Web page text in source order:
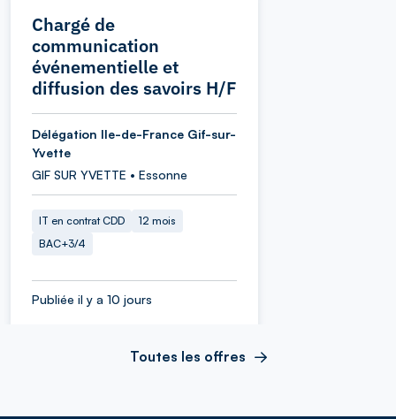
Chargé de
communication
événementielle et
diffusion des savoirs H/F
Délégation Ile-de-France Gif-sur-
Yvette
GIF SUR YVETTE • Essonne
IT en contrat CDD
12 mois
BAC+3/4
Publiée il y a 10 jours
Toutes les offres